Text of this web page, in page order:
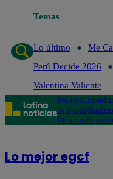
Temas
Lo último
Me
Perú Decide 2026
Valentina Valiente
PolíticaLima
Te ayudo
Deportes
Lo mejor egcf